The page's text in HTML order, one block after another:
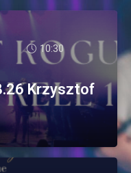
10:30
Krzysztof